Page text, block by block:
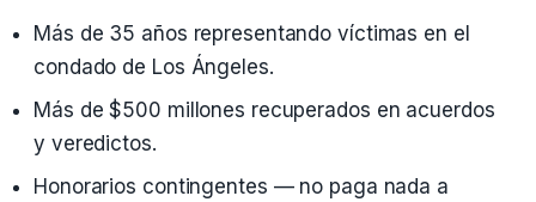
Más de 35 años representando víctimas en el
condado de Los Ángeles.
Más de $500 millones recuperados en acuerdos
y veredictos.
Honorarios contingentes — no paga nada a